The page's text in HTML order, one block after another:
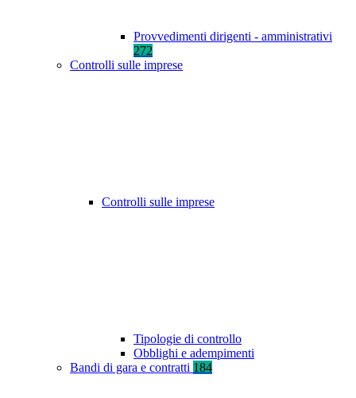
Provvedimenti dirigenti - amministrativi
272
Controlli sulle imprese
Controlli sulle imprese
Tipologie di controllo
Obblighi e adempimenti
Bandi di gara e contratti 184